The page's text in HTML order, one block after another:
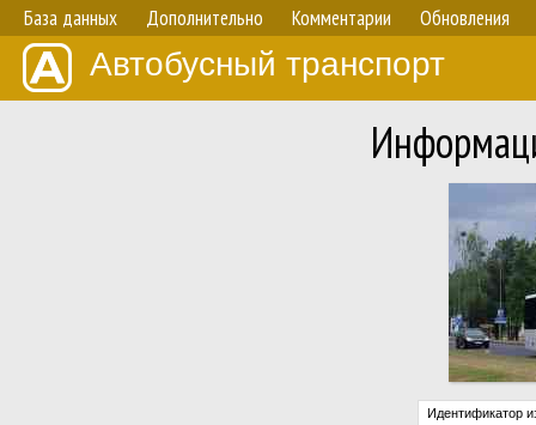
База данных Дополнительно Комментарии Обновления
Автобусный транспорт
Идентификатор